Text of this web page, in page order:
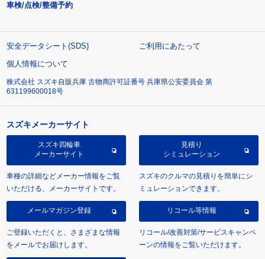
車検/点検/整備予約
安全データシート(SDS)
ご利用にあたって
個人情報について
株式会社 スズキ自販兵庫 古物商許可証番号 兵庫県公安委員会 第
631199600018号
スズキメーカーサイト
スズキ四輪車
メーカーサイト
車種の詳細などメーカー情報をご覧
いただける、メーカーサイトです。
見積り
シミュレーション
スズキのクルマの見積りを簡単にシ
ミュレーションできます。
メールマガジン登録
ご登録いただくと、さまざまな情報
をメールでお届けします。
リコール等情報
リコール/改善対策/サービスキャンペ
ーンの情報をご覧いただけます。